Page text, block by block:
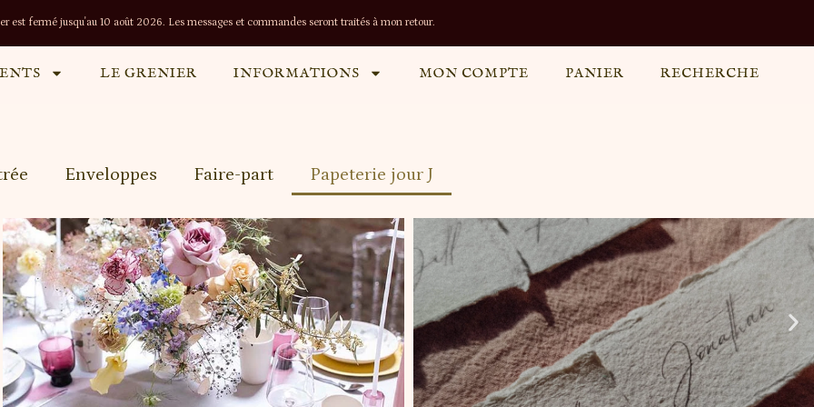
est fermé jusqu'au 10 août 2026. Les messages et commandes seront traités à mon retour.
LE GRENIER INFORMATIONS MON COMPTE PANIER RECHERCHE
Enveloppes Faire-part Papeterie jour J